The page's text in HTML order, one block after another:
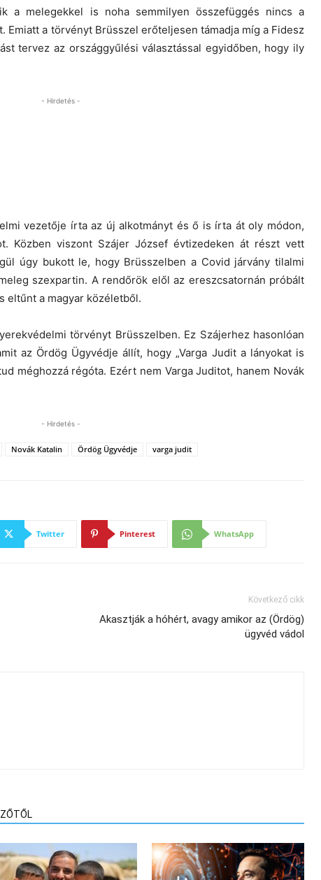
a melegekkel is noha semmilyen összefüggés nincs a
Emiatt a törvényt Brüsszel erőteljesen támadja míg a Fidesz
tervez az országgyűlési választással egyidőben, hogy ily
- Hirdetés -
vezetője írta az új alkotmányt és ő is írta át oly módon,
Közben viszont Szájer József évtizedeken át részt vett
úgy bukott le, hogy Brüsszelben a Covid járvány tilalmi
szexpartin. A rendőrök elől az ereszcsatornán próbált
eltűnt a magyar közéletből.
törvényt Brüsszelben. Ez Szájerhez hasonlóan
az Ördög Ügyvédje állít, hogy „Varga Judit a lányokat is
méghozzá régóta. Ezért nem Varga Juditot, hanem Novák
- Hirdetés -
Novák Katalin Ördög Ügyvédje varga judit
Twitter Pinterest WhatsApp
Következő cikk
Akasztják a hóhért, avagy amikor az (Ördög)
ügyvéd vádol